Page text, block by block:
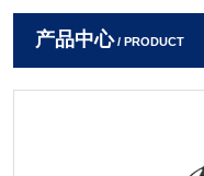
产品中心/ PRODUCT